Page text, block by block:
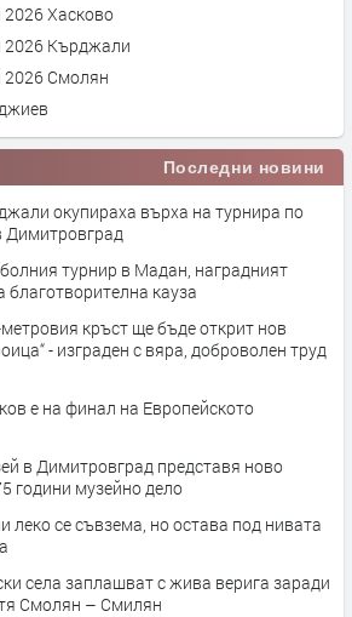
Хасково
2026 Кърджали
2026 Смолян
Последни новини
окупираха върха на турнира по
Димитровград
турнир в Мадан, наградният
кауза
кръст ще бъде открит нов
- изграден с вяра, доброволен труд
е на финал на Европейското
в Димитровград представя ново
години музейно дело
леко се съвзема, но остава под нивата
села заплашват с жива верига заради
Смолян – Смилян